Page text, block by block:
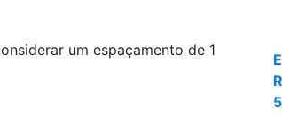
um espaçamento de 1